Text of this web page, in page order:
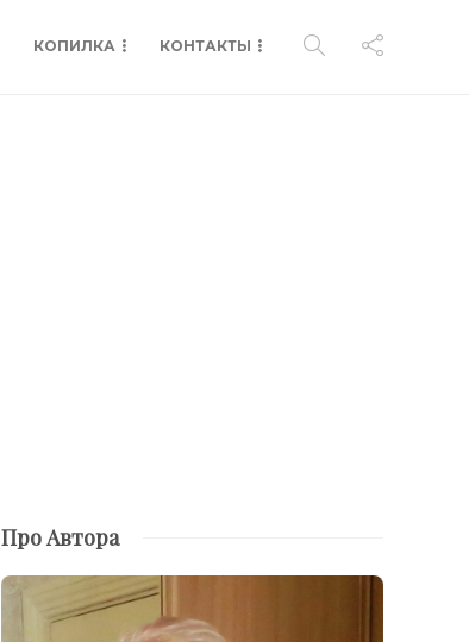
КОПИЛКА КОНТАКТЫ
Про Автора